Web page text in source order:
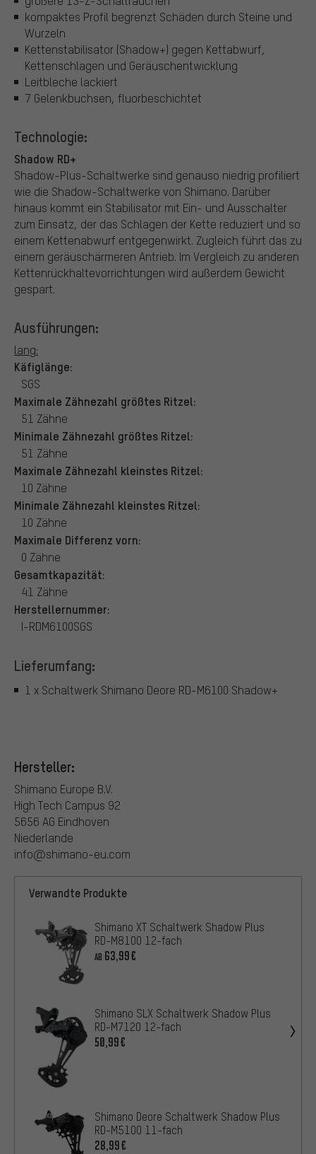
kompaktes Profil begrenzt Schäden durch Steine und
Wurzeln
Kettenstabilisator (Shadow+) gegen Kettabwurf,
Kettenschlagen und Geräuschentwicklung
Leitbleche lackiert
7 Gelenkbuchsen, fluorbeschichtet
Technologie:
Shadow RD+
Shadow-Plus-Schaltwerke sind genauso niedrig profiliert
wie die Shadow-Schaltwerke von Shimano. Darüber
hinaus kommt ein Stabilisator mit Ein- und Ausschalter
zum Einsatz, der das Schlagen der Kette reduziert und so
einem Kettenabwurf entgegenwirkt. Zugleich führt das zu
einem geräuschärmeren Antrieb. Im Vergleich zu anderen
Kettenrückhaltevorrichtungen wird außerdem Gewicht
gespart.
Ausführungen:
lang:
Käfiglänge:
SGS
Maximale Zähnezahl größtes Ritzel:
51 Zähne
Minimale Zähnezahl größtes Ritzel:
51 Zähne
Maximale Zähnezahl kleinstes Ritzel:
10 Zähne
Minimale Zähnezahl kleinstes Ritzel:
10 Zähne
Maximale Differenz vorn:
0 Zähne
Gesamtkapazität:
41 Zähne
Herstellernummer:
I-RDM6100SGS
Lieferumfang:
1 x Schaltwerk Shimano Deore RD-M6100 Shadow+
Hersteller:
Shimano Europe B.V.
High Tech Campus 92
5656 AG Eindhoven
Niederlande
info@shimano-eu.com
Verwandte Produkte
Shimano XT Schaltwerk Shadow Plus
RD-M8100 12-fach
AB 63,99€
Shimano SLX Schaltwerk Shadow Plus
RD-M7120 12-fach
50,99€
Shimano Deore Schaltwerk Shadow Plus
RD-M5100 11-fach
28,99€